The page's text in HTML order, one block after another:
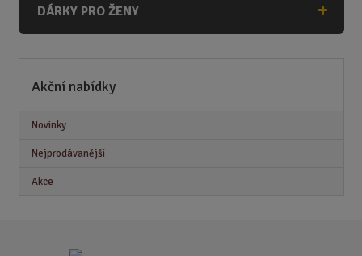
DÁRKY PRO ŽENY
Akční nabídky
Novinky
Nejprodávanější
Akce